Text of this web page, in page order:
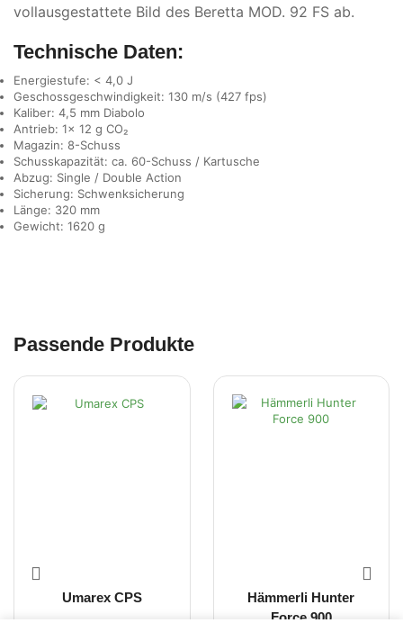
vollausgestattete Bild des Beretta MOD. 92 FS ab.
Technische Daten:
Energiestufe: < 4,0 J
Geschossgeschwindigkeit: 130 m/s (427 fps)
Kaliber: 4,5 mm Diabolo
Antrieb: 1x 12 g CO₂
Magazin: 8-Schuss
Schusskapazität: ca. 60-Schuss / Kartusche
Abzug: Single / Double Action
Sicherung: Schwenksicherung
Länge: 320 mm
Gewicht: 1620 g
Passende Produkte
Umarex CPS
Hämmerli Hunter
Force 900